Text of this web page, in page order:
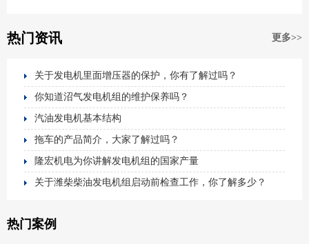
热门资讯 更多>>
关于发电机里面增压器的保护，你有了解过吗？
你知道沼气发电机组的维护保养吗？
汽油发电机基本结构
拖车的产品简介，大家了解过吗？
隆宏机电为你讲解发电机组的国家产量
关于潍柴柴油发电机组启动前检查工作，你了解多少？
热门案例